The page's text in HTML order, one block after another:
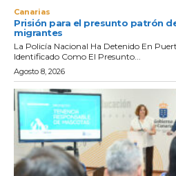
Canarias
Prisión para el presunto patrón
migrantes
La Policía Nacional Ha Detenido En
Identificado Como El Presunto...
Agosto 8, 2026